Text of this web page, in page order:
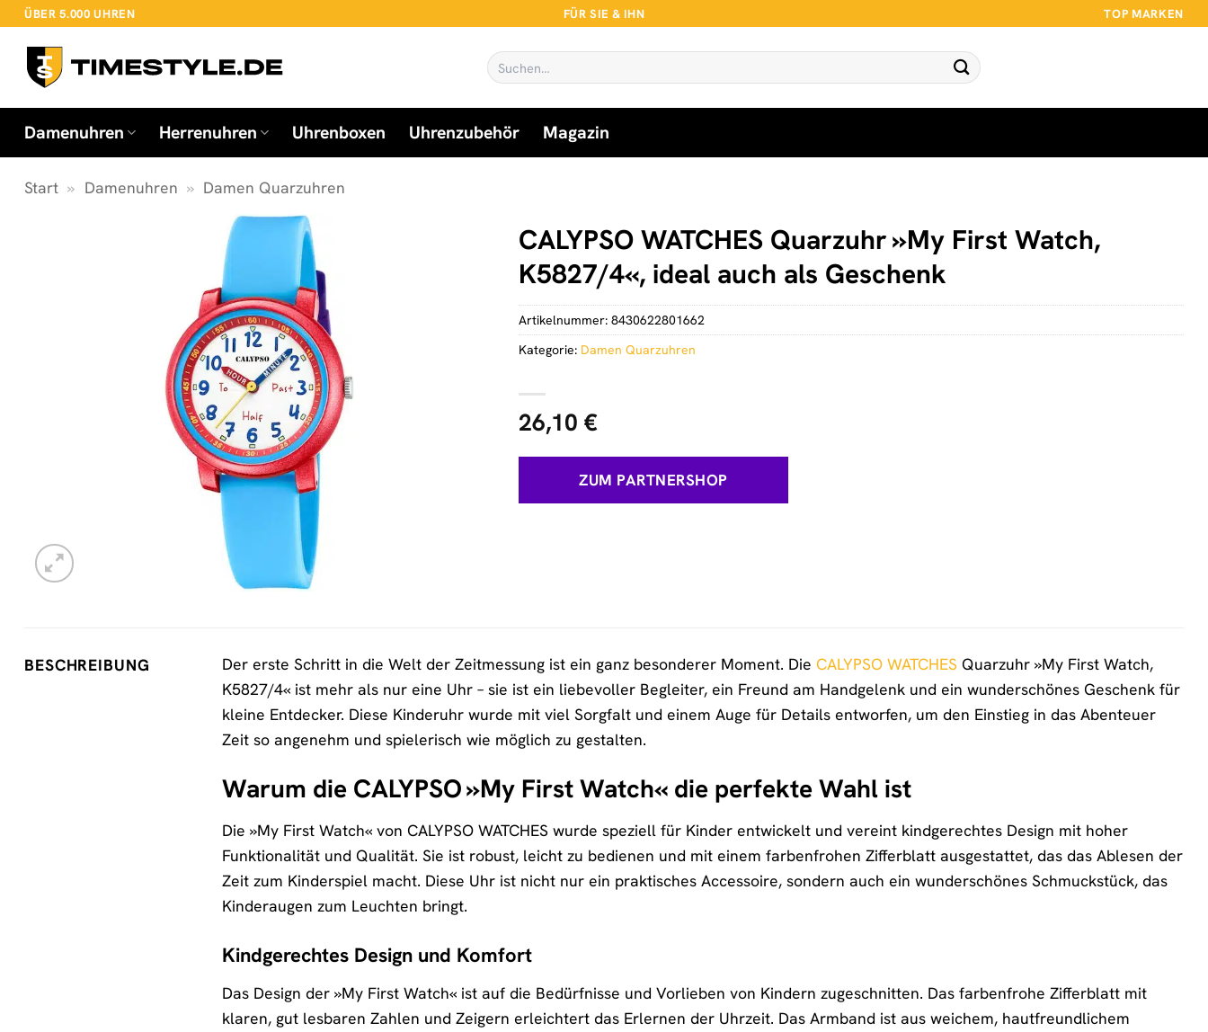
Zum
springen
ÜBER 5.000 UHREN FÜR SIE & IHN TOP MARKEN
Suchen
nach:
Damenuhren Herrenuhren Uhrenboxen Uhrenzubehör Magazin
Start » Damenuhren » Damen Quarzuhren
CALYPSO WATCHES Quarzuhr »My First Watch,
K5827/4«, ideal auch als Geschenk
26,10 €
ZUM PARTNERSHOP
Artikelnummer: 8430622801662
Kategorie: Damen Quarzuhren
BESCHREIBUNG Der erste Schritt in die Welt der Zeitmessung ist ein ganz besonderer Moment. Die CALYPSO WATCHES Quarzuhr »My First Watch,
K5827/4« ist mehr als nur eine Uhr – sie ist ein liebevoller Begleiter, ein Freund am Handgelenk und ein wunderschönes Geschenk für
kleine Entdecker. Diese Kinderuhr wurde mit viel Sorgfalt und einem Auge für Details entworfen, um den Einstieg in das Abenteuer
Zeit so angenehm und spielerisch wie möglich zu gestalten.
Warum die CALYPSO »My First Watch« die perfekte Wahl ist
Die »My First Watch« von CALYPSO WATCHES wurde speziell für Kinder entwickelt und vereint kindgerechtes Design mit hoher
Funktionalität und Qualität. Sie ist robust, leicht zu bedienen und mit einem farbenfrohen Zifferblatt ausgestattet, das das Ablesen der
Zeit zum Kinderspiel macht. Diese Uhr ist nicht nur ein praktisches Accessoire, sondern auch ein wunderschönes Schmuckstück, das
Kinderaugen zum Leuchten bringt.
Kindgerechtes Design und Komfort
Das Design der »My First Watch« ist auf die Bedürfnisse und Vorlieben von Kindern zugeschnitten. Das farbenfrohe Zifferblatt mit
klaren, gut lesbaren Zahlen und Zeigern erleichtert das Erlernen der Uhrzeit. Das Armband ist aus weichem, hautfreundlichem